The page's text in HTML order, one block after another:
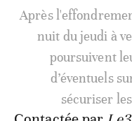
Après
nuit du jeudi à
poursuivent
d’éventuels
sécuriser